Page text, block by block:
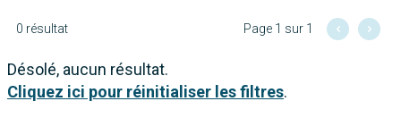
0 résultat Page 1 sur 1
Désolé, aucun résultat.
Cliquez ici pour réinitialiser les filtres.